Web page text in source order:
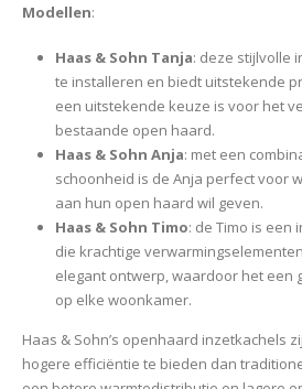
Modellen:
Haas & Sohn Tanja: deze stijlvolle
te installeren en biedt uitstekende
een uitstekende keuze is voor het
bestaande open haard.
Haas & Sohn Anja: met een
schoonheid is de Anja perfect voor
aan hun open haard wil geven.
Haas & Sohn Timo: de Timo is een
die krachtige
elegant ontwerp, waardoor het een
op elke woonkamer.
Haas & Sohn’s openhaard inzetkachels
hogere efficiëntie te bieden dan